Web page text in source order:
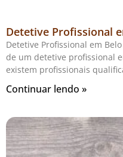
Detetive Profissional
Detetive Profissional em
de um detetive profissional
existem profissionais
Continuar lendo »